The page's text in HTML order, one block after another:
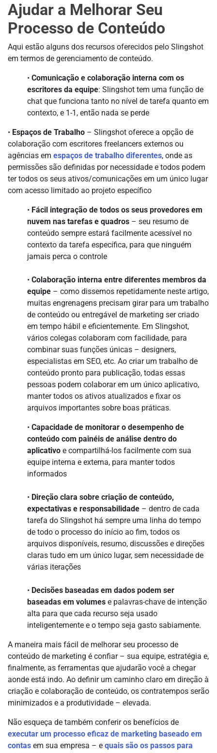
Ajudar a Melhorar Seu
Processo de Conteúdo
Aqui estão alguns dos recursos oferecidos pelo Slingshot
em termos de gerenciamento de conteúdo.
• Comunicação e colaboração interna com os
escritores da equipe: Slingshot tem uma função de
chat que funciona tanto no nível de tarefa quanto em
contexto, e 1-1, então nada se perde
• Espaços de Trabalho – Slingshot oferece a opção de
colaboração com escritores freelancers externos ou
agências em espaços de trabalho diferentes, onde as
permissões são definidas por necessidade e todos podem
ter todos os seus ativos/comunicações em um único lugar
com acesso limitado ao projeto específico
• Fácil integração de todos os seus provedores em
nuvem nas tarefas e quadros – seu resumo de
conteúdo sempre estará facilmente acessível no
contexto da tarefa específica, para que ninguém
jamais perca o controle
• Colaboração interna entre diferentes membros da
equipe – como dissemos repetidamente neste artigo,
muitas engrenagens precisam girar para um trabalho
de conteúdo ou entregável de marketing ser criado
em tempo hábil e eficientemente. Em Slingshot,
vários colegas colaboram com facilidade, para
combinar suas funções únicas – designers,
especialistas em SEO, etc. Ao criar um trabalho de
conteúdo pronto para publicação, todas essas
pessoas podem colaborar em um único aplicativo,
manter todos os ativos atualizados e fixar os
arquivos importantes sobre boas práticas.
• Capacidade de monitorar o desempenho de
conteúdo com painéis de análise dentro do
aplicativo e compartilhá-los facilmente com sua
equipe interna e externa, para manter todos
informados
• Direção clara sobre criação de conteúdo,
expectativas e responsabilidade – dentro de cada
tarefa do Slingshot há sempre uma linha do tempo
de todo o processo do início ao fim, todos os
arquivos disponíveis, resumo, discussões e direções
claras tudo em um único lugar, sem necessidade de
várias iterações
• Decisões baseadas em dados podem ser
baseadas em volumes e palavras-chave de intenção
alta para que cada recurso seja usado
inteligentemente e o tempo seja gasto sabiamente.
A maneira mais fácil de melhorar seu processo de
conteúdo de marketing é confiar – sua equipe, estratégia e,
finalmente, as ferramentas que ajudarão você a chegar
aonde está indo. Ao definir um caminho claro em direção à
criação e colaboração de conteúdo, os contratempos serão
minimizados e a produtividade – elevada.
Não esqueça de também conferir os benefícios de
executar um processo eficaz de marketing baseado em
contas em sua empresa – e quais são os passos para